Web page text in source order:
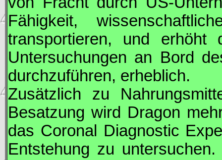
Fähigkeit,
transportieren, und
Untersuchungen an Bord
durchzuführen, erheblich.
Zusätzlich zu
Besatzung wird Dragon
das Coronal Diagnostic
Entstehung zu